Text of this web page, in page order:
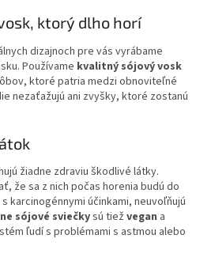
ktorý dlho horí
dizajnoch pre vás vyrábame
Používame kvalitný sójový vosk
ktoré patria medzi obnoviteľné
nezaťažujú ani zvyšky, ktoré zostanú
žiadne zdraviu škodlivé látky.
že sa z nich počas horenia budú do
karcinogénnymi účinkami, neuvoľňujú
sójové sviečkysú tiež vegan a
ľudí s problémami s astmou alebo